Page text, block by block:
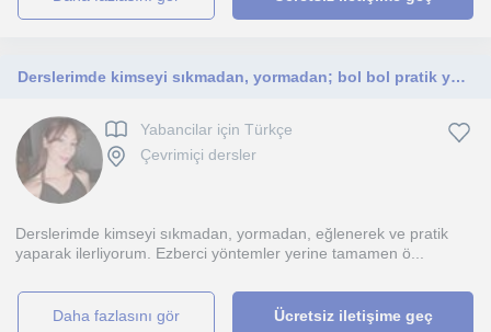
Derslerimde kimseyi sıkmadan, yormadan; bol bol pratik yaparak ve eğlenerek ilerliyorum.Herkesin öğrenme hızı farklıdır.
Yabancilar için Türkçe
Çevrimiçi dersler
Derslerimde kimseyi sıkmadan, yormadan, eğlenerek ve pratik
yaparak ilerliyorum. Ezberci yöntemler yerine tamamen ö...
daha fazlasını gör Ücretsiz iletişime geç